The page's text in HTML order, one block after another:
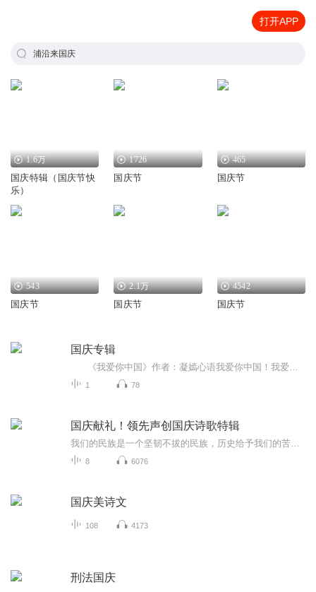
打开APP
浦沿来国庆
1.6万
国庆特辑（国庆节快
乐）
1726
国庆节
465
国庆节
543
国庆节
2.1万
国庆节
4542
国庆节
国庆专辑
1 78
国庆献礼！领先声创国庆诗歌特辑
8 6076
国庆美诗文
108 4173
刑法国庆